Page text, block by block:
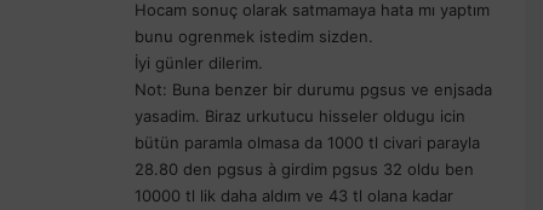
Hocam sonuç olarak satmamaya hata mı yaptım
bunu ogrenmek istedim sizden.
İyi günler dilerim.
Not: Buna benzer bir durumu pgsus ve enjsada
yasadim. Biraz urkutucu hisseler oldugu icin
bütün paramla olmasa da 1000 tl civari parayla
28.80 den pgsus à girdim pgsus 32 oldu ben
10000 tl lik daha aldım ve 43 tl olana kadar